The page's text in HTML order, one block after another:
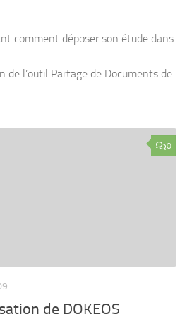
comment déposer son étude dans
de l’outil Partage de Documents de
0
de DOKEOS